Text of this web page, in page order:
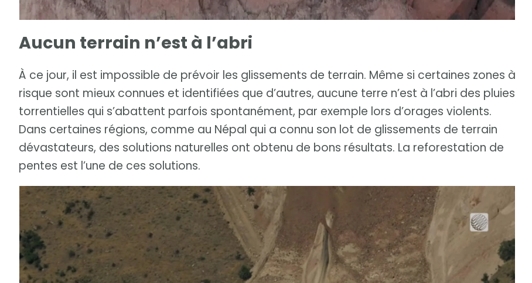
Aucun terrain n’est à l’abri
À ce jour, il est impossible de prévoir les glissements de terrain. Même si certaines zones à
risque sont mieux connues et identifiées que d’autres, aucune terre n’est à l’abri des pluies
torrentielles qui s’abattent parfois spontanément, par exemple lors d’orages violents.
Dans certaines régions, comme au Népal qui a connu son lot de glissements de terrain
dévastateurs, des solutions naturelles ont obtenu de bons résultats. La reforestation de
pentes est l’une de ces solutions.